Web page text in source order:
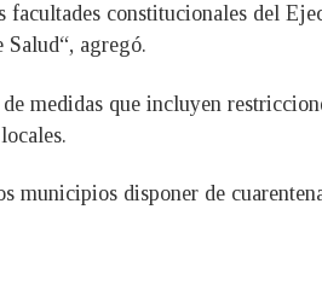
facultades constitucionales del
agregó.
medidas que incluyen
municipios disponer de